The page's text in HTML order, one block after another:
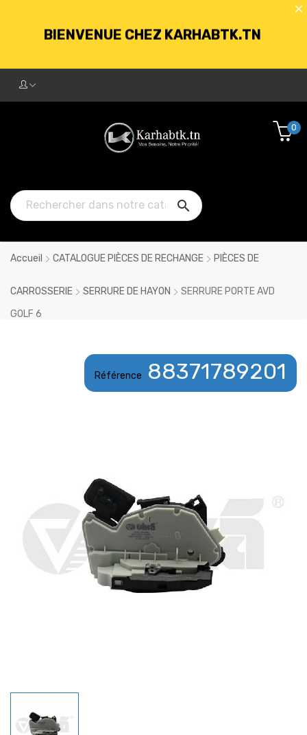
BIENVENUE CHEZ KARHABTK.TN
250DT D'ACHATS

0
Accueil CATALOGUE PIÈCES DE RECHANGE PIÈCES DE
CARROSSERIE SERRURE DE HAYON
SERRURE PORTE AVD
GOLF 6
Référence 88371789201